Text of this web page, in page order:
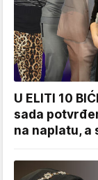
U ELITI 10
sada
na naplatu,